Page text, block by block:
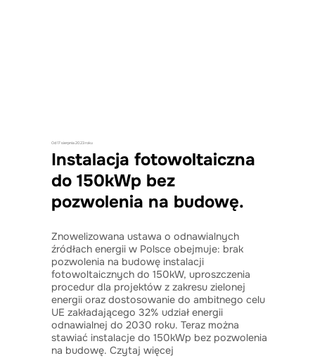
Od 17 sierpnia 2023 roku
Instalacja fotowoltaiczna
do 150kWp bez
pozwolenia na budowę.
Znowelizowana ustawa o odnawialnych
źródłach energii w Polsce obejmuje: brak
pozwolenia na budowę instalacji
fotowoltaicznych do 150kW, uproszczenia
procedur dla projektów z zakresu zielonej
energii oraz dostosowanie do ambitnego celu
UE zakładającego 32% udział energii
odnawialnej do 2030 roku. Teraz można
stawiać instalacje do 150kWp bez pozwolenia
na budowę. Czytaj więcej